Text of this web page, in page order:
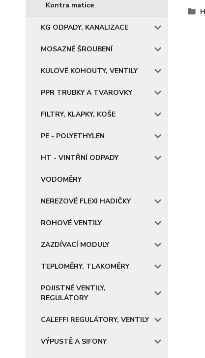
Kontra matice
KG ODPADY, KANALIZACE
MOSAZNÉ ŠROUBENÍ
KULOVÉ KOHOUTY, VENTILY
PPR TRUBKY A TVAROVKY
FILTRY, KLAPKY, KOŠE
PE - POLYETHYLEN
HT - VINTŘNÍ ODPADY
VODOMĚRY
NEREZOVÉ FLEXI HADIČKY
ROHOVÉ VENTILY
ZAZDÍVACÍ MODULY
TEPLOMĚRY, TLAKOMĚRY
POJISTNÉ VENTILY,
REGULÁTORY
CALEFFI REGULÁTORY, VENTILY
VÝPUSTĚ A SIFONY